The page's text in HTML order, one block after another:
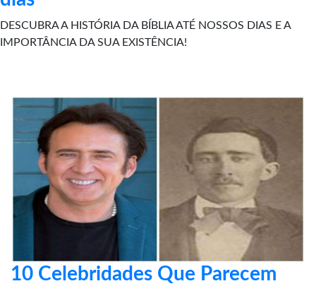
DESCUBRA A HISTÓRIA DA BÍBLIA ATÉ NOSSOS DIAS E A
IMPORTÂNCIA DA SUA EXISTÊNCIA!
10 Celebridades Que Parecem